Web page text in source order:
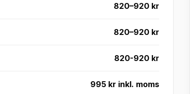
820–920 kr
820–920 kr
820-920 kr
995 kr inkl. moms